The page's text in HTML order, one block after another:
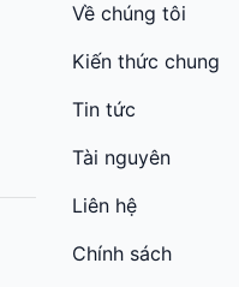
Về chúng tôi
Kiến thức chung
Tin tức
Tài nguyên
Liên hệ
Chính sách